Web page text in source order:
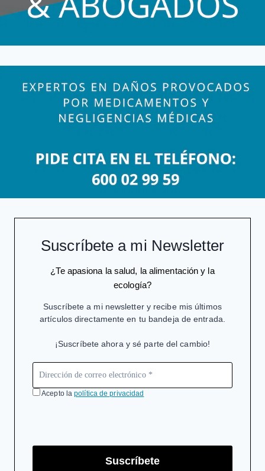
Suscríbete a mi Newsletter
¿Te apasiona la salud, la alimentación y la
ecología?
Suscríbete a mi newsletter y recibe mis últimos
artículos directamente en tu bandeja de entrada.
¡Suscríbete ahora y sé parte del cambio!
Acepto lapolítica de privacidad
Suscríbete